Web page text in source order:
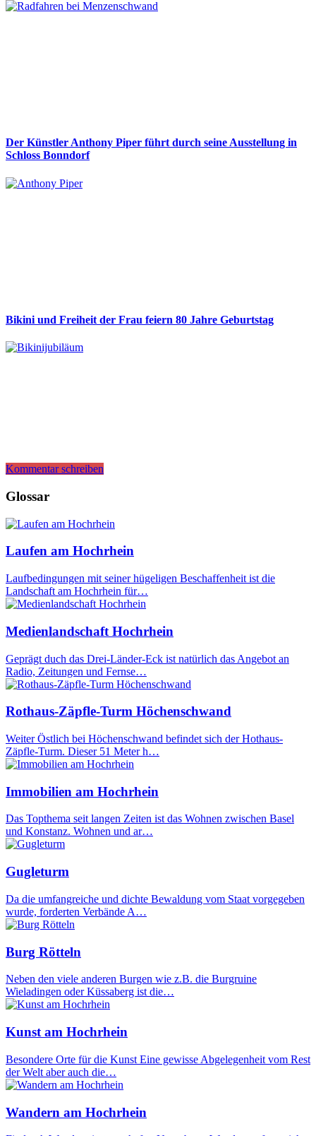
Der Künstler Anthony Piper führt durch seine Ausstellung in
Schloss Bonndorf
Bikini und Freiheit der Frau feiern 80 Jahre Geburtstag
Kommentar schreiben
Glossar
Laufen am Hochrhein
Laufbedingungen mit seiner hügeligen Beschaffenheit ist die
Landschaft am Hochrhein für…
Medienlandschaft Hochrhein
Geprägt duch das Drei-Länder-Eck ist natürlich das Angebot an
Radio, Zeitungen und Fernse…
Rothaus-Zäpfle-Turm Höchenschwand
Weiter Östlich bei Höchenschwand befindet sich der Hothaus-
Zäpfle-Turm. Dieser 51 Meter h…
Immobilien am Hochrhein
Das Topthema seit langen Zeiten ist das Wohnen zwischen Basel
und Konstanz. Wohnen und ar…
Gugleturm
Da die umfangreiche und dichte Bewaldung vom Staat vorgegeben
wurde, forderten Verbände A…
Burg Rötteln
Neben den viele anderen Burgen wie z.B. die Burgruine
Wieladingen oder Küssaberg ist die…
Kunst am Hochrhein
Besondere Orte für die Kunst Eine gewisse Abgelegenheit vom Rest
der Welt aber auch die…
Wandern am Hochrhein